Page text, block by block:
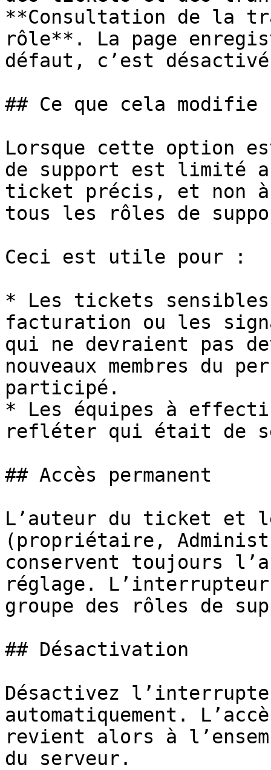
**Consultation de la
rôle**. La page
défaut, c’est
## Ce que cela modifie
Lorsque cette option
de support est limité
ticket précis, et non à
tous les rôles de
Ceci est utile pour :
* Les tickets
facturation ou les
qui ne devraient pas
nouveaux membres du
participé.
* Les équipes à
refléter qui était de
## Accès permanent
L’auteur du ticket et
(propriétaire,
conservent toujours
réglage.
groupe des rôles de
## Désactivation
Désactivez
automatiquement.
revient alors à
du serveur.